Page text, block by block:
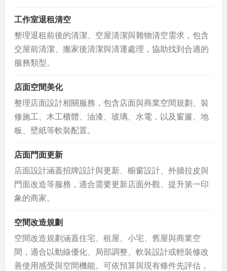
工作室退租清空
整理退租前後的清潔、空屋清潔與雜物清空需求，包含
交屋前清潔、搬家後清潔與清運處理，協助找到合適的
服務類型。
店面空間美化
整理店面設計相關服務，包含店面與商業空間規劃、裝
修施工、木工櫃體、油漆、玻璃、水電，以及窗簾、地
板、壁紙等軟裝配置。
店面門面更新
店面設計涵蓋招牌設計與更新、櫥窗設計、外牆拉皮與
門面改造等服務，適合需要更新店面外觀、提升第一印
象的商家。
空間改造規劃
空間改造規劃涵蓋住宅、租屋、小宅、舊屋與商業空
間，適合以動線優化、局部調整、軟裝設計或輕裝修改
善使用感受與空間機能。可依預算與現有條件先評估，